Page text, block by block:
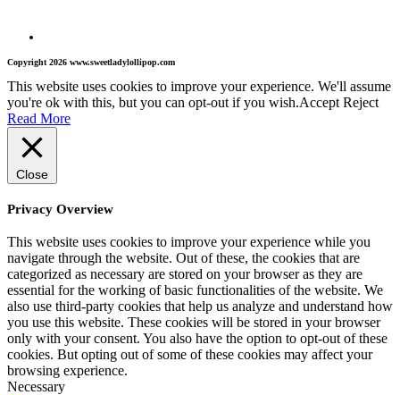
Copyright 2026 www.sweetladylollipop.com
This website uses cookies to improve your experience. We'll assume
you're ok with this, but you can opt-out if you wish.Accept Reject
Read More
Close
Privacy Overview
This website uses cookies to improve your experience while you
navigate through the website. Out of these, the cookies that are
categorized as necessary are stored on your browser as they are
essential for the working of basic functionalities of the website. We
also use third-party cookies that help us analyze and understand how
you use this website. These cookies will be stored in your browser
only with your consent. You also have the option to opt-out of these
cookies. But opting out of some of these cookies may affect your
browsing experience.
Necessary